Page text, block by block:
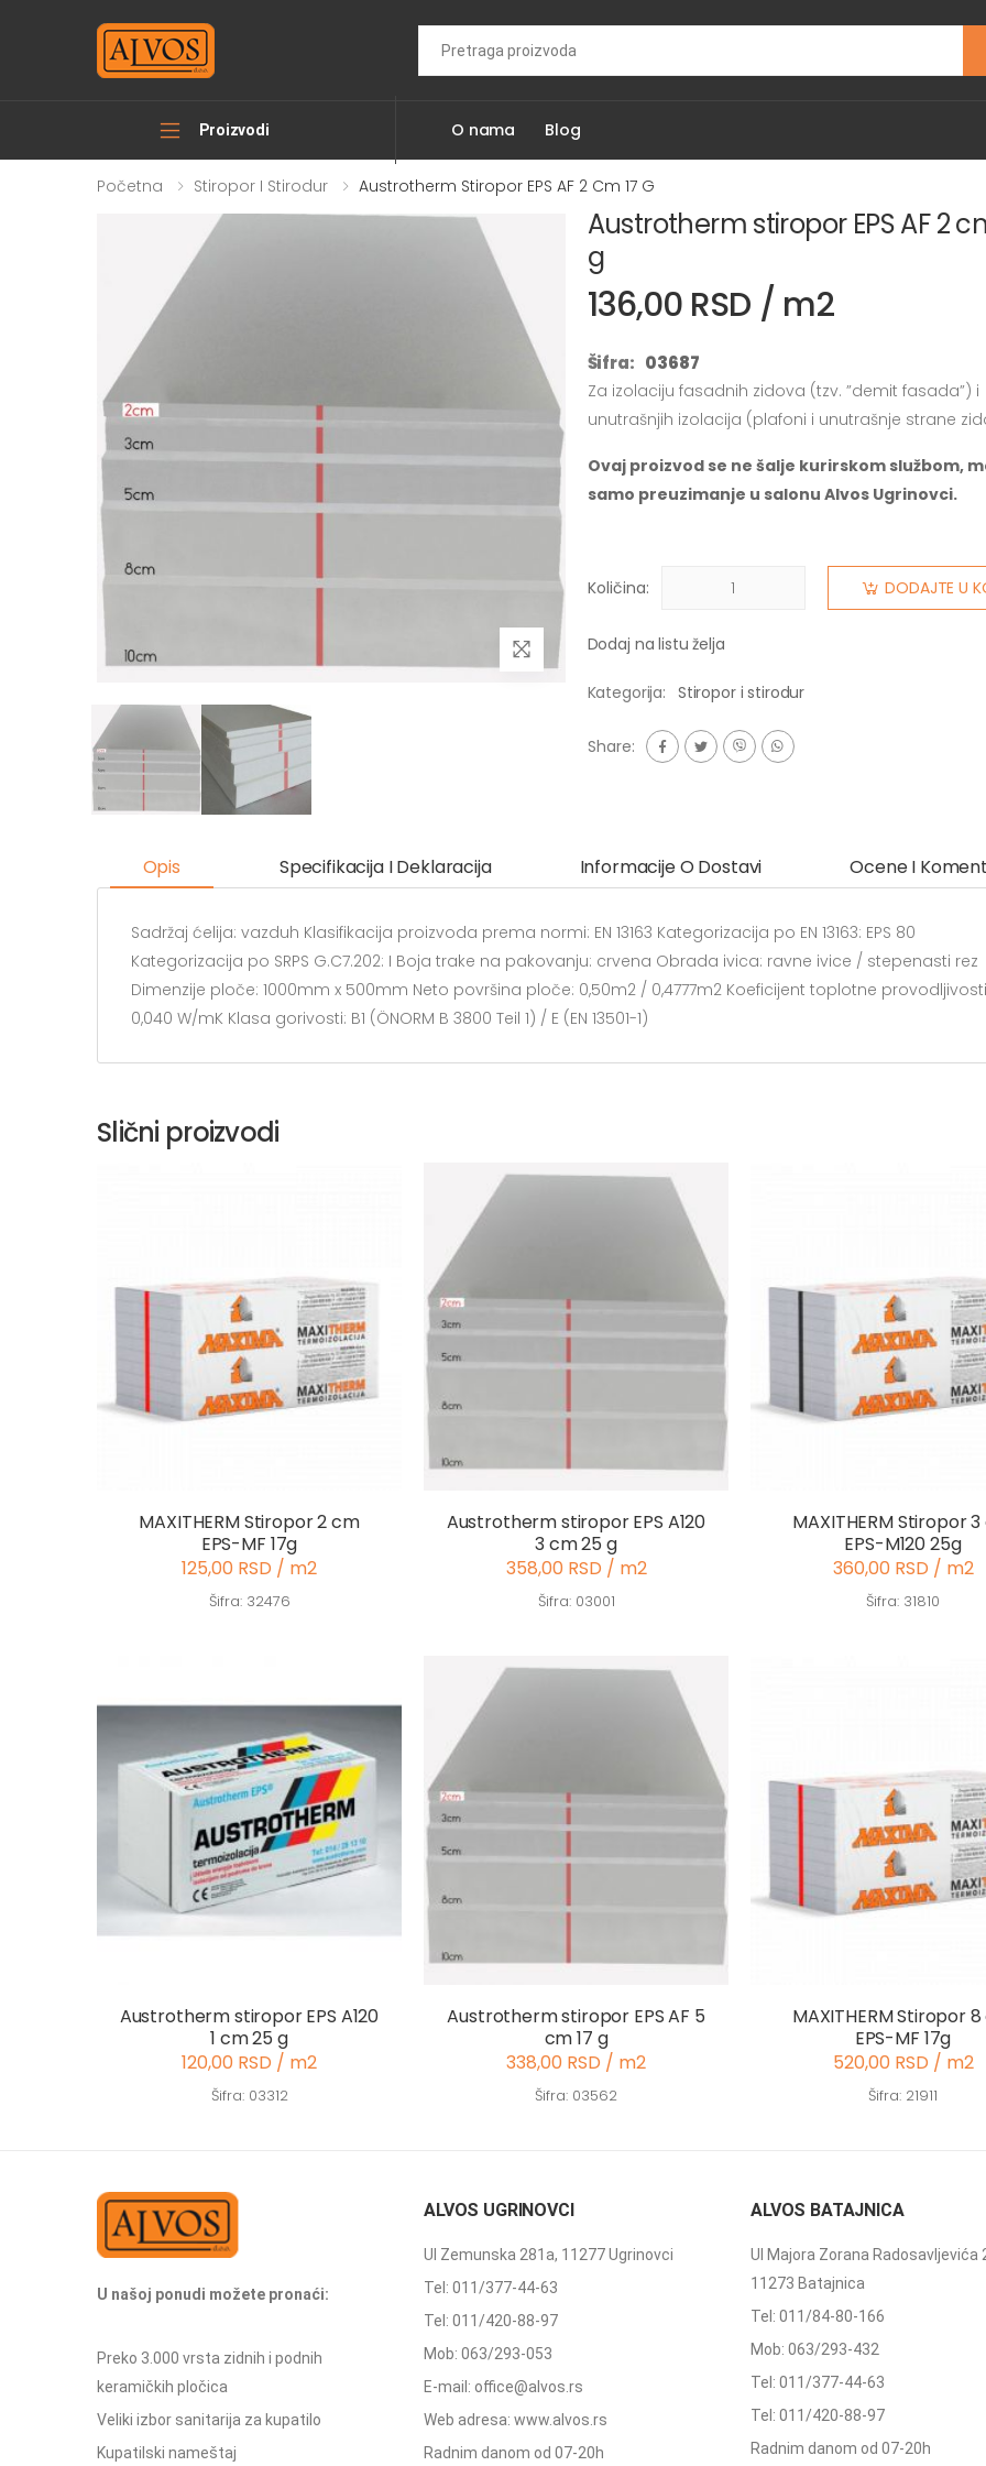
Proizvodi O nama Blog
Početna Stiropor I Stirodur Austrotherm Stiropor EPS AF 2 Cm 17 G
Austrotherm stiropor EPS AF 2
g
136,00 RSD / m2
Šifra: 03687
Za izolaciju fasadnih zidova (tzv. ”demit fasada”) i
unutrašnjih izolacija (plafoni i unutrašnje strane
Ovaj proizvod se ne šalje kurirskom službom,
samo preuzimanje u salonu Alvos Ugrinovci.
Količina: DODAJTE U
Dodaj na listu želja
Kategorija: Stiropor i stirodur
Share:
Opis Specifikacija I Deklaracija Informacije O Dostavi Ocene I
Sadržaj ćelija: vazduh Klasifikacija proizvoda prema normi: EN 13163 Kategorizacija po EN 13163: EPS 80
Kategorizacija po SRPS G.C7.202: I Boja trake na pakovanju: crvena Obrada ivica: ravne ivice / stepenasti rez
Dimenzije ploče: 1000mm x 500mm Neto površina ploče: 0,50m2 / 0,4777m2 Koeficijent toplotne
0,040 W/mK Klasa gorivosti: B1 (ÖNORM B 3800 Teil 1) / E (EN 13501-1)
Slični proizvodi
MAXITHERM Stiropor 2 cm
EPS-MF 17g
125,00 RSD / m2
Šifra: 32476
Austrotherm stiropor EPS A120
3 cm 25 g
358,00 RSD / m2
Šifra: 03001
MAXITHERM Stiropor
EPS-M120 25g
360,00 RSD / m2
Šifra: 31810
Austrotherm stiropor EPS A120
1 cm 25 g
120,00 RSD / m2
Šifra: 03312
Austrotherm stiropor EPS AF 5
cm 17 g
338,00 RSD / m2
Šifra: 03562
MAXITHERM Stiropor
EPS-MF 17g
520,00 RSD / m2
Šifra: 21911
U našoj ponudi možete pronaći:
Preko 3.000 vrsta zidnih i podnih
keramičkih pločica
Veliki izbor sanitarija za kupatilo
Kupatilski nameštaj
ALVOS UGRINOVCI
Ul Zemunska 281a, 11277 Ugrinovci
Tel: 011/377-44-63
Tel: 011/420-88-97
Mob: 063/293-053
E-mail: office@alvos.rs
Web adresa: www.alvos.rs
Radnim danom od 07-20h
ALVOS BATAJNICA
Ul Majora Zorana Radosavljevića
11273 Batajnica
Tel: 011/84-80-166
Mob: 063/293-432
Tel: 011/377-44-63
Tel: 011/420-88-97
Radnim danom od 07-20h